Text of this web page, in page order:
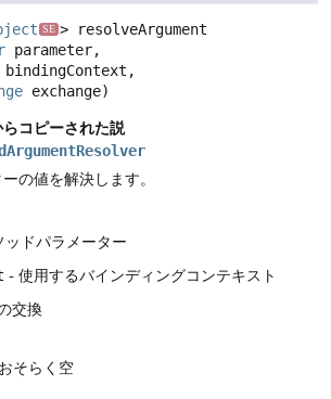
SE >
resolveArgument
parameter,
bindingContext,
exchange)
コピーされた説
の値を解決します。
ッドパラメーター
- 使用するバインディングコンテキスト
交換
そらく空